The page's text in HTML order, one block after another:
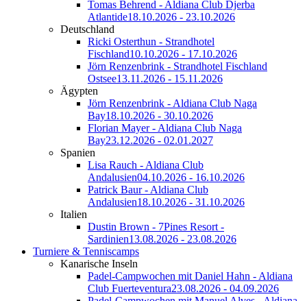
Tomas Behrend - Aldiana Club Djerba
Atlantide18.10.2026 - 23.10.2026
Deutschland
Ricki Osterthun - Strandhotel
Fischland10.10.2026 - 17.10.2026
Jörn Renzenbrink - Strandhotel Fischland
Ostsee13.11.2026 - 15.11.2026
Ägypten
Jörn Renzenbrink - Aldiana Club Naga
Bay18.10.2026 - 30.10.2026
Florian Mayer - Aldiana Club Naga
Bay23.12.2026 - 02.01.2027
Spanien
Lisa Rauch - Aldiana Club
Andalusien04.10.2026 - 16.10.2026
Patrick Baur - Aldiana Club
Andalusien18.10.2026 - 31.10.2026
Italien
Dustin Brown - 7Pines Resort -
Sardinien13.08.2026 - 23.08.2026
Turniere & Tenniscamps
Kanarische Inseln
Padel-Campwochen mit Daniel Hahn - Aldiana
Club Fuerteventura23.08.2026 - 04.09.2026